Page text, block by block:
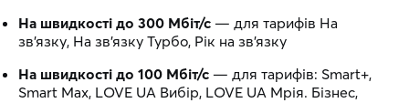
На швидкості до 300 Мбіт/с — для тарифів На
зв’язку, На зв’язку Турбо, Рік на зв’язку
На швидкості до 100 Мбіт/с — для тарифів: Smart+,
Smart Max, LOVE UA Вибір, LOVE UA Мрія. Бізнес,